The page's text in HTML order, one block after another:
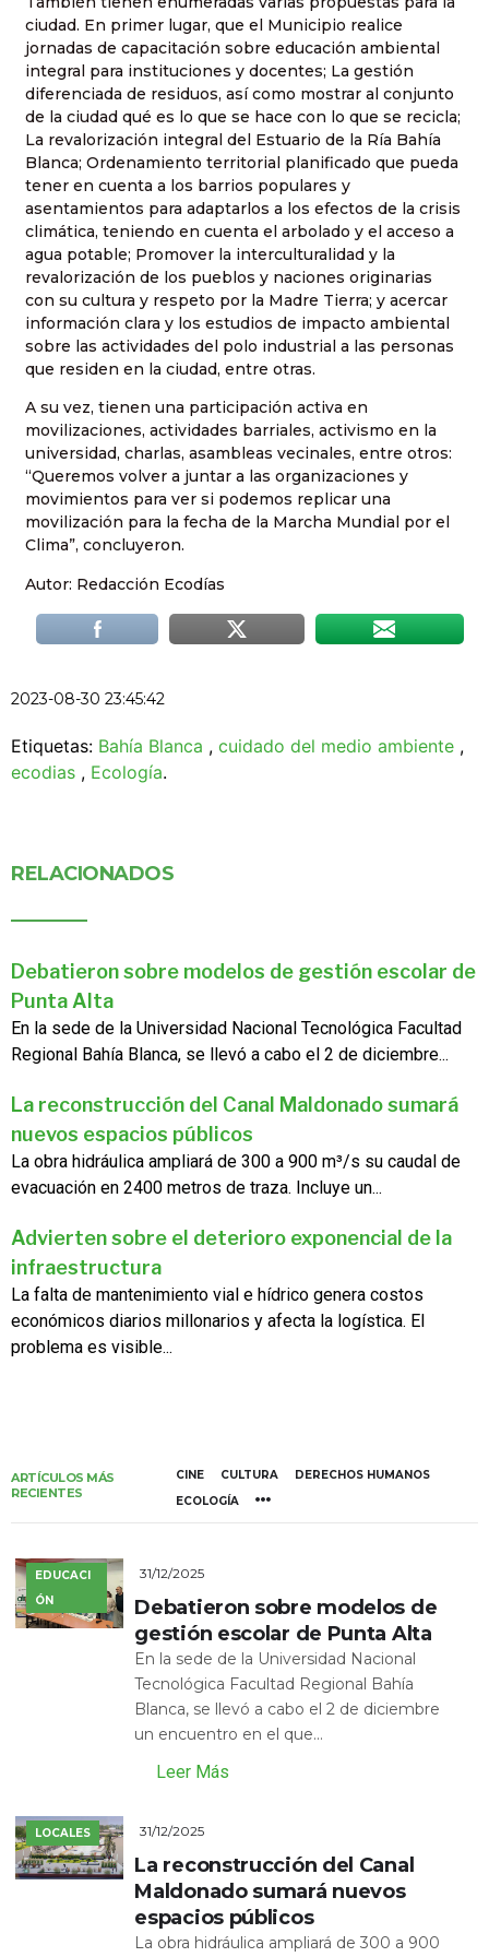
ciudad. En primer lugar, que el Municipio realice
jornadas de capacitación sobre educación ambiental
integral para instituciones y docentes; La gestión
diferenciada de residuos, así como mostrar al conjunto
de la ciudad qué es lo que se hace con lo que se recicla;
La revalorización integral del Estuario de la Ría Bahía
Blanca; Ordenamiento territorial planificado que pueda
tener en cuenta a los barrios populares y
asentamientos para adaptarlos a los efectos de la crisis
climática, teniendo en cuenta el arbolado y el acceso a
agua potable; Promover la interculturalidad y la
revalorización de los pueblos y naciones originarias
con su cultura y respeto por la Madre Tierra; y acercar
información clara y los estudios de impacto ambiental
sobre las actividades del polo industrial a las personas
que residen en la ciudad, entre otras.
A su vez, tienen una participación activa en
movilizaciones, actividades barriales, activismo en la
universidad, charlas, asambleas vecinales, entre otros:
“Queremos volver a juntar a las organizaciones y
movimientos para ver si podemos replicar una
movilización para la fecha de la Marcha Mundial por el
Clima”, concluyeron.
Autor: Redacción Ecodías
2023-08-30 23:45:42
Etiquetas: Bahía Blanca , cuidado del medio ambiente ,
ecodias , Ecología.
RELACIONADOS
Debatieron sobre modelos de gestión escolar de
Punta Alta
En la sede de la Universidad Nacional Tecnológica Facultad
Regional Bahía Blanca, se llevó a cabo el 2 de diciembre...
La reconstrucción del Canal Maldonado sumará
nuevos espacios públicos
La obra hidráulica ampliará de 300 a 900 m³/s su caudal de
evacuación en 2400 metros de traza. Incluye un...
Advierten sobre el deterioro exponencial de la
infraestructura
La falta de mantenimiento vial e hídrico genera costos
económicos diarios millonarios y afecta la logística. El
problema es visible...
ARTÍCULOS MÁS
RECIENTES
CINE CULTURA
DERECHOS HUMANOS
ECOLOGÍA
EDUCACI
ÓN
31/12/2025
Debatieron sobre modelos de
gestión escolar de Punta Alta
En la sede de la Universidad Nacional
Tecnológica Facultad Regional Bahía
Blanca, se llevó a cabo el 2 de diciembre
un encuentro en el que...
Leer Más
LOCALES 31/12/2025
La reconstrucción del Canal
Maldonado sumará nuevos
espacios públicos
La obra hidráulica ampliará de 300 a 900